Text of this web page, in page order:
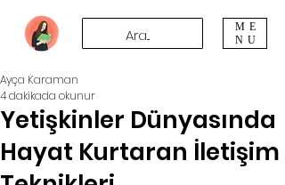
ME
NU
Yetişkinler Dünyasında
Hayat Kurtaran İletişim
Ayça Karaman
4 dakikada okunur